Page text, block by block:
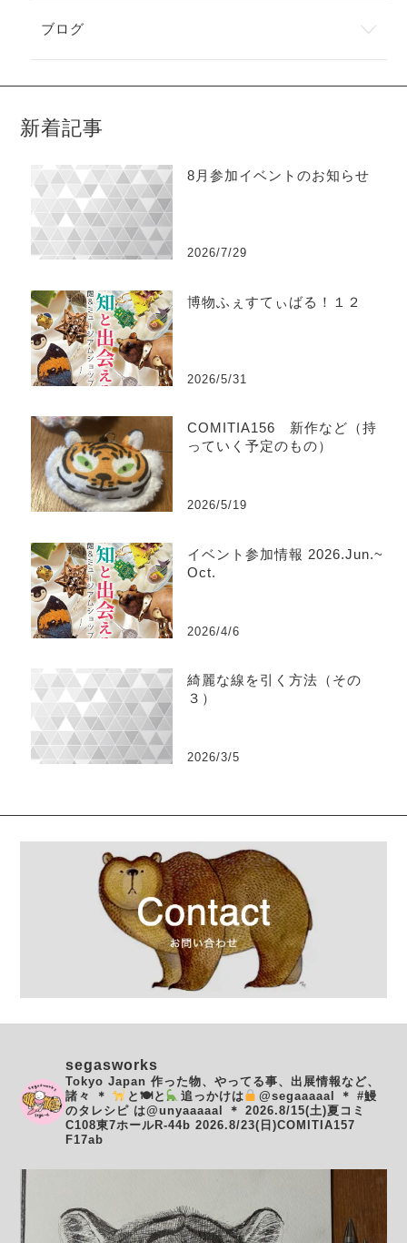
ブログ
新着記事
8月参加イベントのお知らせ
2026/7/29
博物ふぇすてぃばる！１２
2026/5/31
COMITIA156 新作など（持
っていく予定のもの）
2026/5/19
イベント参加情報 2026.Jun.~
Oct.
2026/4/6
綺麗な線を引く方法（その
３）
2026/3/5
segasworks
Tokyo Japan 作った物、やってる事、出展情報など、
諸々
＊ と🍽と 追っかけは @segaaaaal ＊ #鰻
のタレシピ は@unyaaaaal
＊ 2026.8/15(土)夏コミ
C108東7ホールR-44b 2026.8/23(日)COMITIA157
F17ab